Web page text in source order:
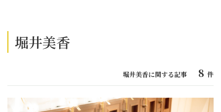
堀井美香
堀井美香に関する記事 8 件